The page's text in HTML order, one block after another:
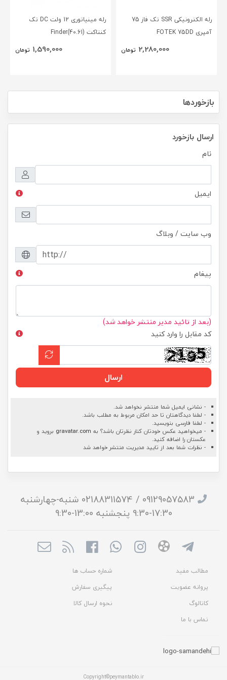
رله الکترونیکی SSR تک فاز 75
آمپری FOTEK 75DD
2,280,000 تومان
رله مینیاتوری 12 ولت DC تک
کنتاکت (40.61)Finder
1,590,000 تومان
بازخوردها
ارسال بازخورد
نام
ایمیل
وب سایت / وبلاگ
پیغام
(بعد از تائید مدیر منتشر خواهد شد)
کد مقابل را وارد کنید
ارسال
- نشانی ایمیل شما منتشر نخواهد شد.
- لطفا دیدگاهتان تا حد امکان مربوط به مطلب باشد.
- لطفا فارسی بنویسید.
- میخواهید عکس خودتان کنار نظرتان باشد؟ به gravatar.com بروید و
عکستان را اضافه کنید.
- نظرات شما بعد از تایید مدیریت منتشر خواهد شد
09129057583 / 02188311574 شنبه-چهارشنبه
17:30-9:30 پنجشنبه 13:00-9:30
مطالب مفید
شماره حساب ها
پروانه عضویت
پیگیری سفارش
کاتالوگ
نحوه ارسال کالا
تماس با ما
Copyright©peymantablo.ir